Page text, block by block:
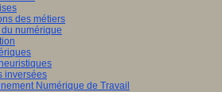
des métiers
du numérique
inversées
Numérique de Travail